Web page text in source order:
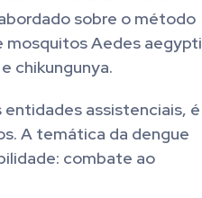
sobre o método
mosquitos Aedes aegypti
chikungunya.
assistenciais, é
A temática da dengue
combate ao